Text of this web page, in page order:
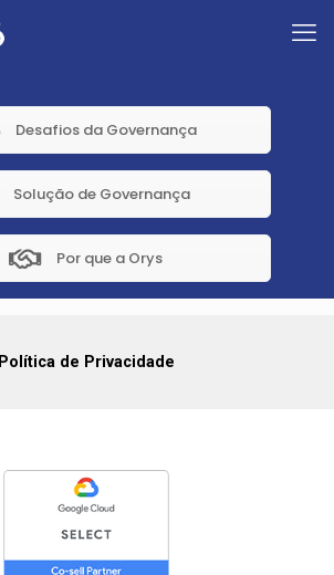
Desafios da Governança
Solução de Governança
Por que a Orys
Política de Privacidade